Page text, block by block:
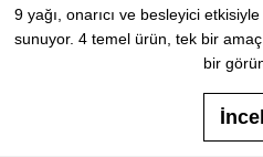
9 yağı, onarıcı ve besleyici
sunuyor. 4 temel ürün, tek bir
bir